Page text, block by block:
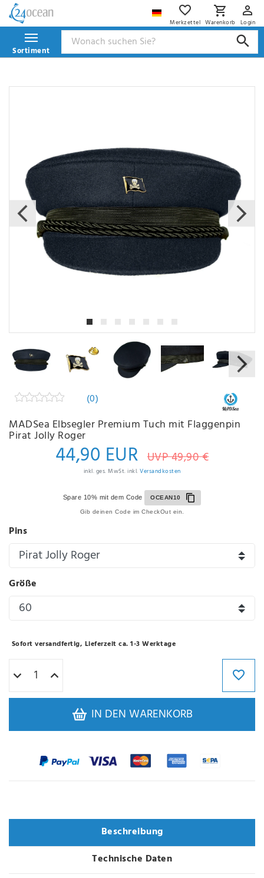
Merkzettel Warenkorb Login
Sortiment
(0)
MADSea Elbsegler Premium Tuch mit Flaggenpin
Pirat Jolly Roger
44,90 EUR UVP 49,90 €
inkl. ges. MwSt. inkl. Versandkosten
Spare 10% mit dem Code OCEAN10
Gib deinen Code im CheckOut ein.
Pins
Größe
Sofort versandfertig, Lieferzeit ca. 1-3 Werktage
IN DEN WARENKORB
Beschreibung
Technische Daten